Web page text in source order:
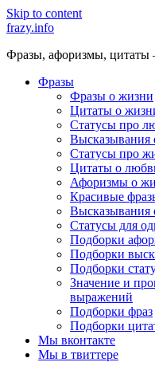
Skip to content
frazy.info
Фразы, афоризмы, цитаты
Фразы
Фразы о жизни
Цитаты о
Статусы про
Высказывания
Статусы про
Цитаты о
Афоризмы о
Красивые
Высказывания
Статусы для
Подборки
Подборки
Подборки
Значение и
выражений
Подборки фраз
Подборки
Мы вконтакте
Мы в твиттере